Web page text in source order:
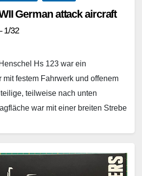
German attack aircraft
1/32
Hs 123 war ein
mit festem Fahrwerk und offenem
teilweise nach unten
war mit einer breiten Strebe